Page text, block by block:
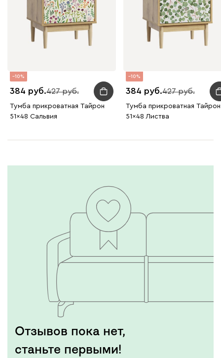
10
384 427
Тумба прикроватная Тайрон
51x48 Сальвия
10
384 427
Тумба прикроватная Тайрон
51x48 Листва
Отзывов пока нет,
станьте первыми!